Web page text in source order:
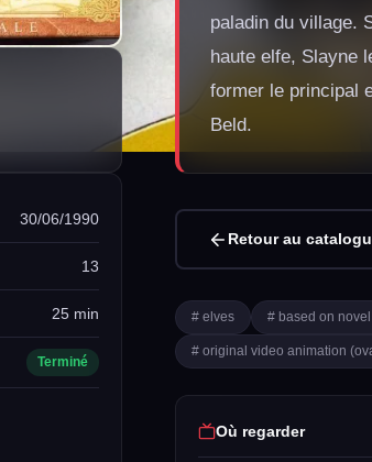
30/06/1990
13
25 min
Terminé
paladin du village.
haute elfe, Slayne
former le principal
Beld.
Retour au
# elves # based on
# original video animation
Où regarder